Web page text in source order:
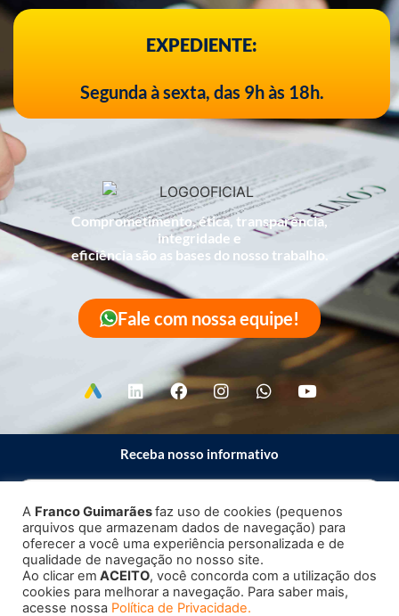
EXPEDIENTE:
Segunda à sexta, das 9h às 18h.
Comprometimento, ética, transparência,
integridade e
eficiência são as bases do nosso trabalho.
Fale com nossa equipe!
Receba nosso informativo
Enviar
A Franco Guimarãesfaz uso de cookies (pequenos
arquivos que armazenam dados de navegação) para
oferecer a você uma experiência personalizada e de
qualidade de navegação no nosso site.
Ao clicar em ACEITO, você concorda com a utilização dos
cookies para melhorar a navegação. Para saber mais,
acesse nossa Política de Privacidade.